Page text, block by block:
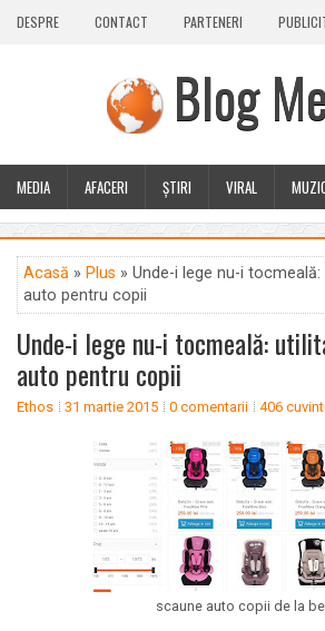
DESPRE CONTACT PARTENERI
Blog
MEDIA AFACERI ȘTIRI VIRAL
CALEIDOSCOP
BLOG GUEST POST PLUS
Acasă » Plus » Unde-i lege nu-i
auto pentru copii
Unde-i lege nu-i tocmeală:
auto pentru copii
Ethos 31 martie 2015 0 comentarii 406
scaune auto copii de la